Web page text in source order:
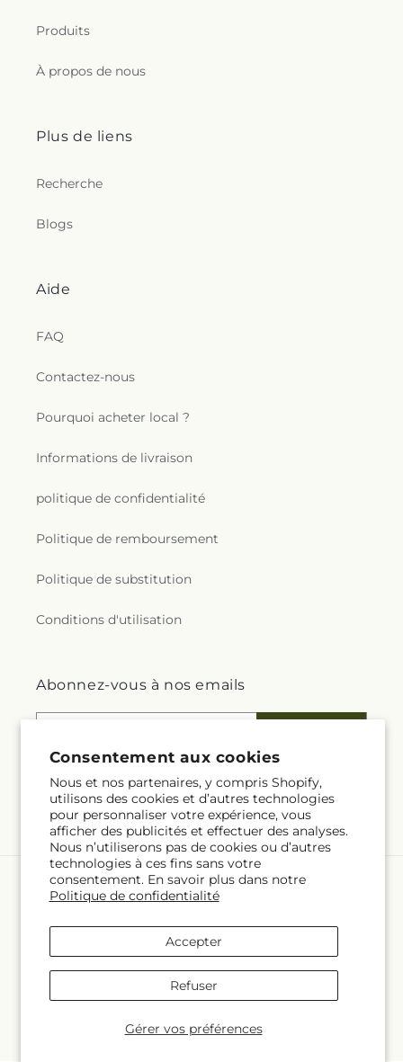
Consentement aux cookies
Nous et nos partenaires, y compris Shopify,
utilisons des cookies et d’autres technologies
pour personnaliser votre expérience, vous
afficher des publicités et effectuer des analyses.
Nous n’utiliserons pas de cookies ou d’autres
technologies à ces fins sans votre
consentement. En savoir plus dans notre
Politique de confidentialité
Gérer vos préférences
Accepter
Refuser
Produits
À propos de nous
Plus de liens
Recherche
Blogs
Aide
FAQ
Contactez-nous
Pourquoi acheter local ?
Informations de livraison
politique de confidentialité
Politique de remboursement
Politique de substitution
Conditions d'utilisation
Abonnez-vous à nos emails
Facebook
Langue
FR
Moyens
paiement
© OpenStreetMap contributors